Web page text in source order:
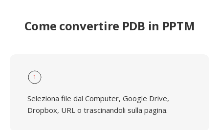
Come convertire PDB in PPTM
1
Seleziona file dal Computer, Google Drive,
Dropbox, URL o trascinandoli sulla pagina.